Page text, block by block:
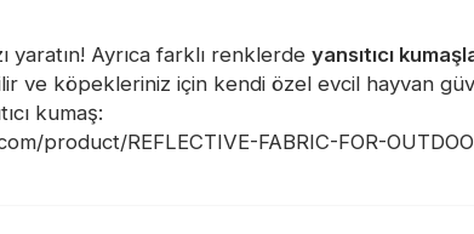
yaratın! Ayrıca farklı renklerde yansıtıcı
ve köpekleriniz için kendi özel evcil hayvan
kumaş:
product/REFLECTIVE-FABRIC-FOR-